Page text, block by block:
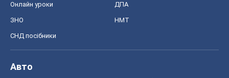
Онлайн уроки ДПА
ЗНО НМТ
СНД посібники
Авто